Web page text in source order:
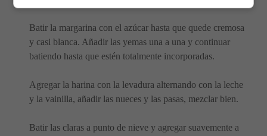
Batir la margarina con el azúcar hasta que quede cremosa
y casi blanca. Añadir las yemas una a una y continuar
batiendo hasta que estén totalmente incorporadas.
Agregar la harina con la levadura alternando con la leche
y la vainilla, añadir las nueces y las pasas, mezclar bien.
Batir las claras a punto de nieve y agregar suavemente a